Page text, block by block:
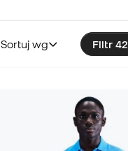
Filtr 42
Sortuj wg